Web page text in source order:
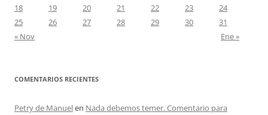
18
19 20 21 22 23
24
25
26 27 28 29 30
31
« Nov
Ene »
COMENTARIOS RECIENTES
Petry de Manuelen Nada debemos temer. Comentario para